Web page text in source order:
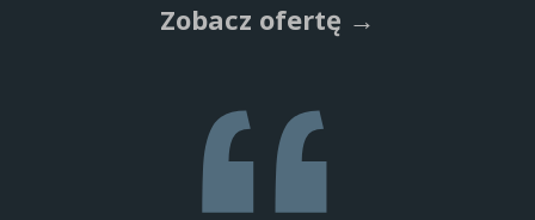
Zobacz ofertę →